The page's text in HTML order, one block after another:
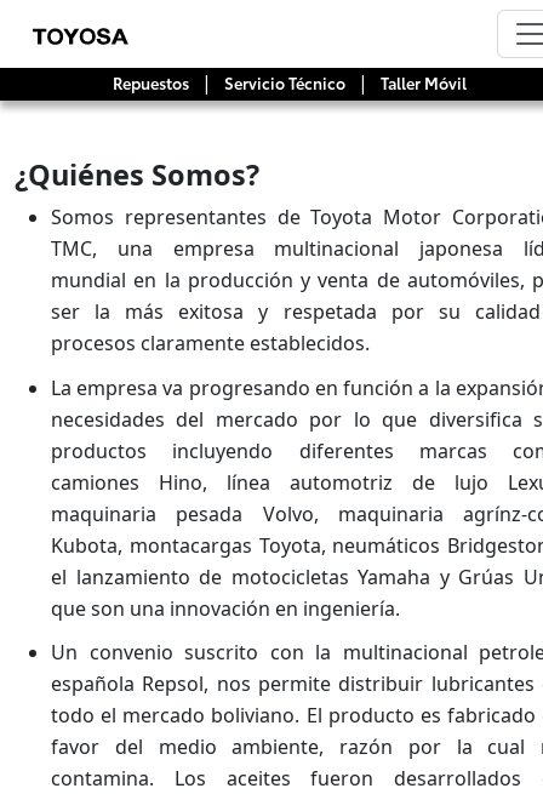
Repuestos | Servicio Técnico | Taller Móvil
¿Quiénes Somos?
Somos representantes de Toyota Motor
TMC, una empresa multinacional japonesa
mundial en la producción y venta de automóviles,
ser la más exitosa y respetada por su
procesos claramente establecidos.
La empresa va progresando en función a la
necesidades del mercado por lo que diversifica
productos incluyendo diferentes marcas
camiones Hino, línea automotriz de lujo
maquinaria pesada Volvo, maquinaria agrínz-
Kubota, montacargas Toyota, neumáticos
el lanzamiento de motocicletas Yamaha y Grúas
que son una innovación en ingeniería.
Un convenio suscrito con la multinacional
española Repsol, nos permite distribuir lubricantes
todo el mercado boliviano. El producto es fabricado
favor del medio ambiente, razón por la cual
contamina. Los aceites fueron desarrollados